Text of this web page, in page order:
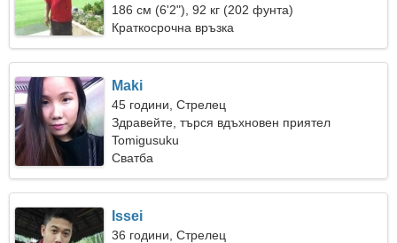
186 см (6'2"), 92 кг (202 фунта)
Краткосрочна връзка
Maki
45 години, Стрелец
Здравейте, търся вдъхновен приятел
Tomigusuku
Сватба
Issei
36 години, Стрелец